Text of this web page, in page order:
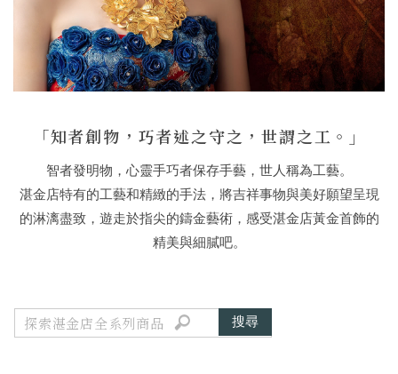
「知者創物，巧者述之守之，世謂之工。」
智者發明物，心靈手巧者保存手藝，世人稱為工藝。
湛金店特有的工藝和精緻的手法，將吉祥事物與美好願望呈現
的淋漓盡致，遊走於指尖的鑄金藝術，感受湛金店黃金首飾的
精美與細膩吧。